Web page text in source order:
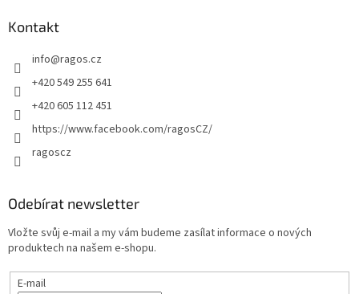
Kontakt
info@ragos.cz
+420 549 255 641
+420 605 112 451
https://www.facebook.com/ragosCZ/
ragoscz
Odebírat newsletter
Vložte svůj e-mail a my vám budeme zasílat informace o nových
produktech na našem e-shopu.
E-mail